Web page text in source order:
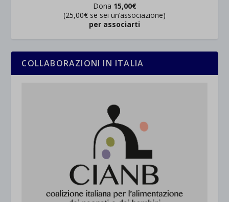
Dona 15,00€
(25,00€ se sei un’associazione)
per associarti
COLLABORAZIONI IN ITALIA